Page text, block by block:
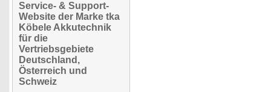
Service- & Support-
Website der Marke tka
Köbele Akkutechnik
für die
Vertriebsgebiete
Deutschland,
Österreich und
Schweiz